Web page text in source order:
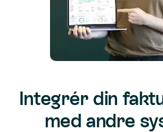
Integrér din
med andre